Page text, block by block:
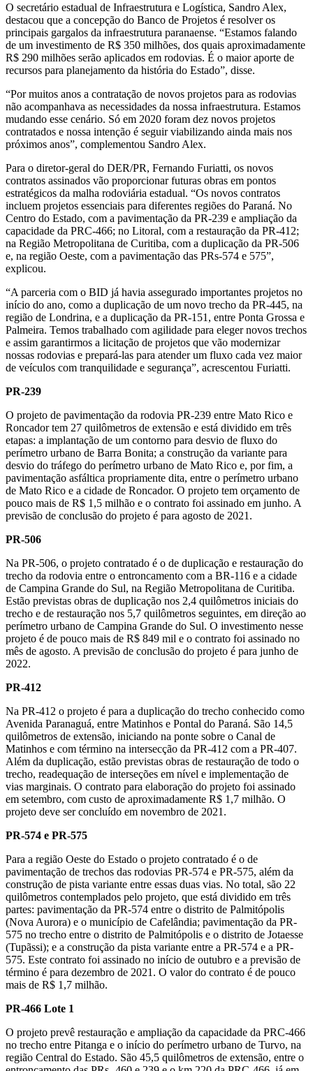
O secretário estadual de Infraestrutura e Logística, Sandro Alex,
destacou que a concepção do Banco de Projetos é resolver os
principais gargalos da infraestrutura paranaense. “Estamos falando
de um investimento de R$ 350 milhões, dos quais aproximadamente
R$ 290 milhões serão aplicados em rodovias. É o maior aporte de
recursos para planejamento da história do Estado”, disse.
“Por muitos anos a contratação de novos projetos para as rodovias
não acompanhava as necessidades da nossa infraestrutura. Estamos
mudando esse cenário. Só em 2020 foram dez novos projetos
contratados e nossa intenção é seguir viabilizando ainda mais nos
próximos anos”, complementou Sandro Alex.
Para o diretor-geral do DER/PR, Fernando Furiatti, os novos
contratos assinados vão proporcionar futuras obras em pontos
estratégicos da malha rodoviária estadual. “Os novos contratos
incluem projetos essenciais para diferentes regiões do Paraná. No
Centro do Estado, com a pavimentação da PR-239 e ampliação da
capacidade da PRC-466; no Litoral, com a restauração da PR-412;
na Região Metropolitana de Curitiba, com a duplicação da PR-506
e, na região Oeste, com a pavimentação das PRs-574 e 575”,
explicou.
“A parceria com o BID já havia assegurado importantes projetos no
início do ano, como a duplicação de um novo trecho da PR-445, na
região de Londrina, e a duplicação da PR-151, entre Ponta Grossa e
Palmeira. Temos trabalhado com agilidade para eleger novos trechos
e assim garantirmos a licitação de projetos que vão modernizar
nossas rodovias e prepará-las para atender um fluxo cada vez maior
de veículos com tranquilidade e segurança”, acrescentou Furiatti.
PR-239
O projeto de pavimentação da rodovia PR-239 entre Mato Rico e
Roncador tem 27 quilômetros de extensão e está dividido em três
etapas: a implantação de um contorno para desvio de fluxo do
perímetro urbano de Barra Bonita; a construção da variante para
desvio do tráfego do perímetro urbano de Mato Rico e, por fim, a
pavimentação asfáltica propriamente dita, entre o perímetro urbano
de Mato Rico e a cidade de Roncador. O projeto tem orçamento de
pouco mais de R$ 1,5 milhão e o contrato foi assinado em junho. A
previsão de conclusão do projeto é para agosto de 2021.
PR-506
Na PR-506, o projeto contratado é o de duplicação e restauração do
trecho da rodovia entre o entroncamento com a BR-116 e a cidade
de Campina Grande do Sul, na Região Metropolitana de Curitiba.
Estão previstas obras de duplicação nos 2,4 quilômetros iniciais do
trecho e de restauração nos 5,7 quilômetros seguintes, em direção ao
perímetro urbano de Campina Grande do Sul. O investimento nesse
projeto é de pouco mais de R$ 849 mil e o contrato foi assinado no
mês de agosto. A previsão de conclusão do projeto é para junho de
2022.
PR-412
Na PR-412 o projeto é para a duplicação do trecho conhecido como
Avenida Paranaguá, entre Matinhos e Pontal do Paraná. São 14,5
quilômetros de extensão, iniciando na ponte sobre o Canal de
Matinhos e com término na intersecção da PR-412 com a PR-407.
Além da duplicação, estão previstas obras de restauração de todo o
trecho, readequação de interseções em nível e implementação de
vias marginais. O contrato para elaboração do projeto foi assinado
em setembro, com custo de aproximadamente R$ 1,7 milhão. O
projeto deve ser concluído em novembro de 2021.
PR-574 e PR-575
Para a região Oeste do Estado o projeto contratado é o de
pavimentação de trechos das rodovias PR-574 e PR-575, além da
construção de pista variante entre essas duas vias. No total, são 22
quilômetros contemplados pelo projeto, que está dividido em três
partes: pavimentação da PR-574 entre o distrito de Palmitópolis
(Nova Aurora) e o município de Cafelândia; pavimentação da PR-
575 no trecho entre o distrito de Palmitópolis e o distrito de Jotaesse
(Tupãssi); e a construção da pista variante entre a PR-574 e a PR-
575. Este contrato foi assinado no início de outubro e a previsão de
término é para dezembro de 2021. O valor do contrato é de pouco
mais de R$ 1,7 milhão.
PR-466 Lote 1
O projeto prevê restauração e ampliação da capacidade da PRC-466
no trecho entre Pitanga e o início do perímetro urbano de Turvo, na
região Central do Estado. São 45,5 quilômetros de extensão, entre o